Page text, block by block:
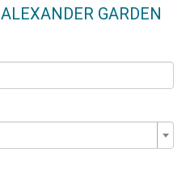
GARDEN